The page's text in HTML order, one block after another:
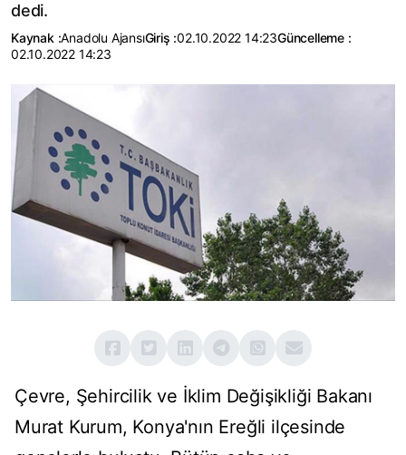
dedi.
Kaynak :Anadolu AjansıGiriş :02.10.2022 14:23Güncelleme :
02.10.2022 14:23
Çevre, Şehircilik ve İklim Değişikliği Bakanı
Murat Kurum, Konya'nın Ereğli ilçesinde